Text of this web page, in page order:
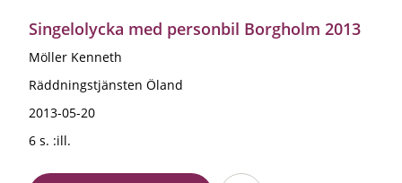
Singelolycka med personbil Borgholm 2013
Möller Kenneth
Räddningstjänsten Öland
2013-05-20
6 s. :ill.